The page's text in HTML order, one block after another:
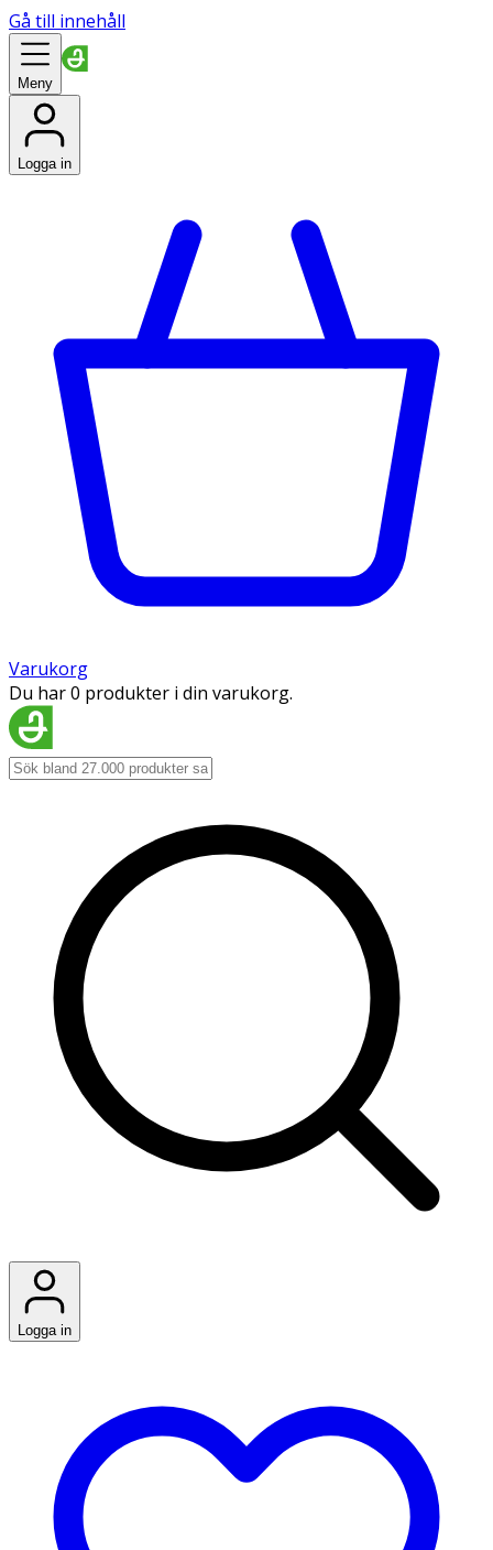
Gå till innehåll
Meny
Logga in
Varukorg
Du har 0 produkter i din varukorg.
Logga in